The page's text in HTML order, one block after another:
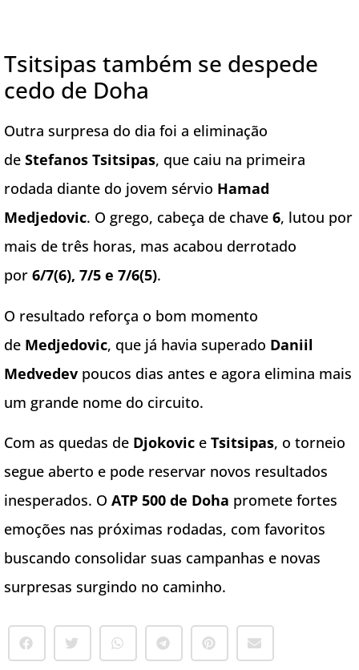
Tsitsipas também se despede
cedo de Doha
Outra surpresa do dia foi a eliminação
de Stefanos Tsitsipas, que caiu na primeira
rodada diante do jovem sérvio Hamad
Medjedovic. O grego, cabeça de chave 6, lutou por
mais de três horas, mas acabou derrotado
por 6/7(6), 7/5 e 7/6(5).
O resultado reforça o bom momento
de Medjedovic, que já havia superado Daniil
Medvedev poucos dias antes e agora elimina mais
um grande nome do circuito.
Com as quedas de Djokovic e Tsitsipas, o torneio
segue aberto e pode reservar novos resultados
inesperados. O ATP 500 de Doha promete fortes
emoções nas próximas rodadas, com favoritos
buscando consolidar suas campanhas e novas
surpresas surgindo no caminho.